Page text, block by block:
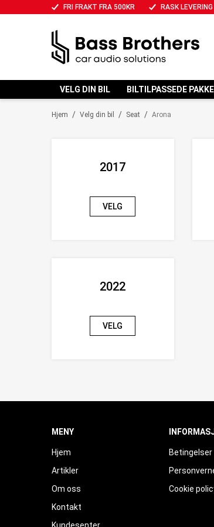
FRI FRAKT FRA 500KR RASK LEVERING
VELG DIN BIL BILTILPASSEDE
/
Hjem /
Velg din bil /
Seat Arona
2017
VELG
2022
VELG
MENY
Hjem
Artikler
Om oss
Kontakt
Betingelser
Cookie